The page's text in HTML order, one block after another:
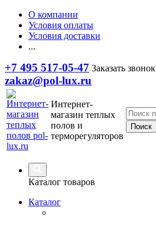
О компании
Условия оплаты
Условия доставки
...
+7 495 517-05-47 Заказать звонок
zakaz@pol-lux.ru
Интернет-
магазин теплых
полов и
терморегуляторов
Каталог товаров
Каталог